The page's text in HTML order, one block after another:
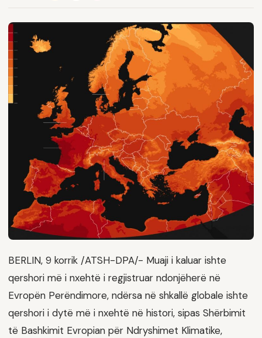
BERLIN, 9 korrik /ATSH-DPA/- Muaji i kaluar ishte
qershori më i nxehtë i regjistruar ndonjëherë në
Evropën Perëndimore, ndërsa në shkallë globale ishte
qershori i dytë më i nxehtë në histori, sipas Shërbimit
të Bashkimit Evropian për Ndryshimet Klimatike,